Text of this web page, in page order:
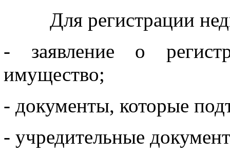
Для регистрации
- заявление о
имущество;
- документы, которые
- учредительные